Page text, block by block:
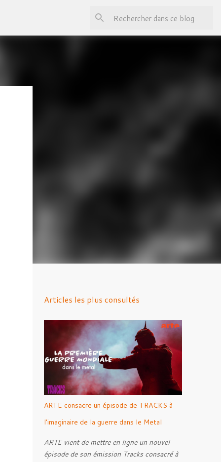
Articles les plus consultés
ARTE consacre un épisode de TRACKS à
l'imaginaire de la guerre dans le Metal
ARTE vient de mettre en ligne un nouvel
épisode de son émission Tracks consacré à